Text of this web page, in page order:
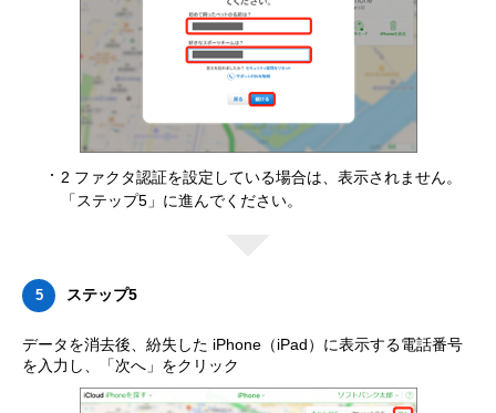
2 ファクタ認証を設定している場合は、表示されません。
「ステップ5」に進んでください。
5 ステップ5
データを消去後、紛失した iPhone（iPad）に表示する電話番号
を入力し、「次へ」をクリック